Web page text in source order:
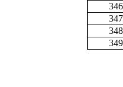
346
347
348
349